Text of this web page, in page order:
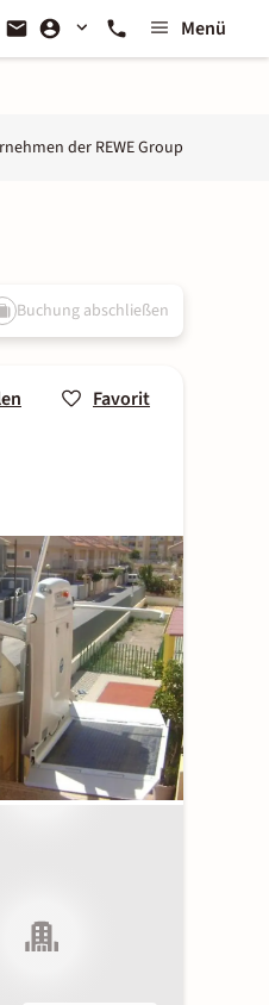
Menü
der REWE Group
Buchung abschließen
Favorit